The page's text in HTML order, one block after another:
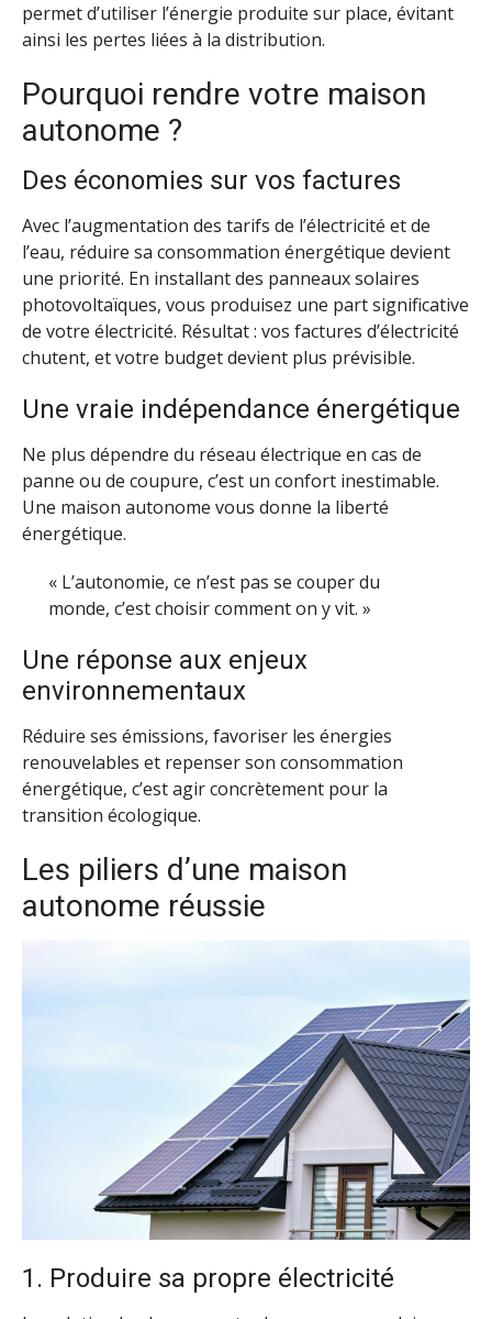
permet d’utiliser l’énergie produite sur place, évitant
ainsi les pertes liées à la distribution.
Pourquoi rendre votre maison
autonome ?
Des économies sur vos factures
Avec l’augmentation des tarifs de l’électricité et de
l’eau, réduire sa consommation énergétique devient
une priorité. En installant des panneaux solaires
photovoltaïques, vous produisez une part significative
de votre électricité. Résultat : vos factures d’électricité
chutent, et votre budget devient plus prévisible.
Une vraie indépendance énergétique
Ne plus dépendre du réseau électrique en cas de
panne ou de coupure, c’est un confort inestimable.
Une maison autonome vous donne la liberté
énergétique.
« L’autonomie, ce n’est pas se couper du
monde, c’est choisir comment on y vit. »
Une réponse aux enjeux
environnementaux
Réduire ses émissions, favoriser les énergies
renouvelables et repenser son consommation
énergétique, c’est agir concrètement pour la
transition écologique.
Les piliers d’une maison
autonome réussie
1. Produire sa propre électricité